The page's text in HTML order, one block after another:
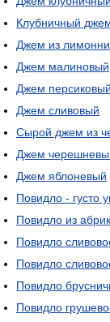
Клубничный
Джем из
Джем малиновый
Джем персиковый
Джем сливовый
Сырой джем из
Джем
Джем яблоневый
Повидло - густо
Повидло из
Повидло
Повидло
Повидло
Повидло